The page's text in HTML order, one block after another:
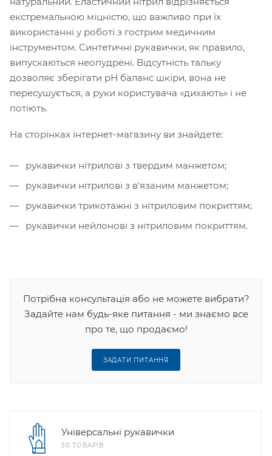
екстремальною міцністю, що важливо при їх
використанні у роботі з гострим медичним
інструментом. Синтетичні рукавички, як правило,
випускаються неопудрені. Відсутність тальку
дозволяє зберігати рН баланс шкіри, вона не
пересушується, а руки користувача «дихають» і не
потіють.
На сторінках інтернет-магазину ви знайдете:
рукавички нітрилові з твердим манжетом;
рукавички нітрилові з в'язаним манжетом;
рукавички трикотажні з нітриловим покриттям;
рукавички нейлонові з нітриловим покриттям.
Потрібна консультація або не можете вибрати?
Задайте нам будь-яке питання - ми знаємо все
про те, що продаємо!
ЗАДАТИ ПИТАННЯ
Універсальні рукавички
50 ТОВАРІВ